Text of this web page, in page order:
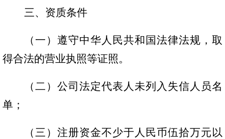
公告
定期
三、资质条件
（一）遵守中华人民共和国法律法规，取
得合法的营业执照等证照。
（二）公司法定代表人未列入失信人员名
单；
（三）注册资金不少于人民币伍拾万元以